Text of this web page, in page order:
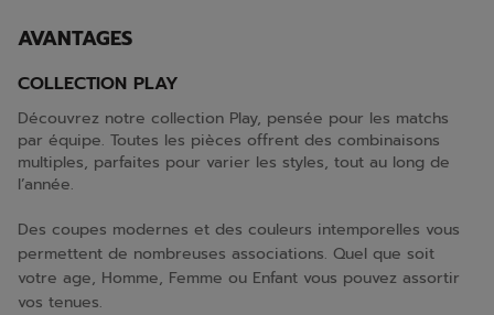
AVANTAGES
COLLECTION PLAY
Découvrez notre collection Play, pensée pour les matchs
par équipe. Toutes les pièces offrent des combinaisons
multiples, parfaites pour varier les styles, tout au long de
l’année.
Des coupes modernes et des couleurs intemporelles vous
permettent de nombreuses associations. Quel que soit
votre age, Homme, Femme ou Enfant vous pouvez assortir
vos tenues.